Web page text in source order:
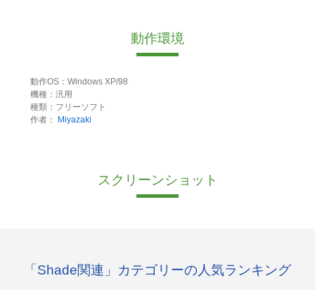
動作環境
動作OS：Windows XP/98
機種：汎用
種類：フリーソフト
作者：
Miyazaki
スクリーンショット
「Shade関連」カテゴリーの人気ランキング